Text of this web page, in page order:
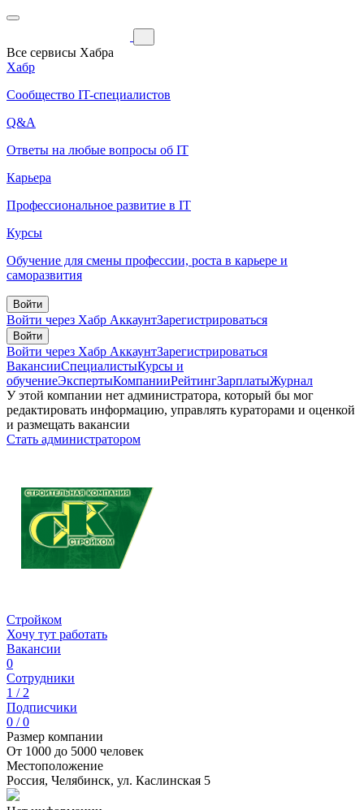
Все сервисы Хабра
Хабр
Сообщество IT-специалистов
Q&A
Ответы на любые вопросы об IT
Карьера
Профессиональное развитие в IT
Курсы
Обучение для смены профессии, роста в карьере и
саморазвития
Войти
Войти через Хабр АккаунтЗарегистрироваться
Войти
Войти через Хабр АккаунтЗарегистрироваться
ВакансииСпециалистыКурсы и
обучениеЭкспертыКомпанииРейтингЗарплатыЖурнал
У этой компании нет администратора, который бы мог
редактировать информацию, управлять кураторами и оценкой
и размещать вакансии
Стать администратором
Стройком
Хочу тут работать
Вакансии
0
Сотрудники
1 / 2
Подписчики
0 / 0
Размер компании
От 1000 до 5000 человек
Местоположение
Россия, Челябинск, ул. Каслинская 5